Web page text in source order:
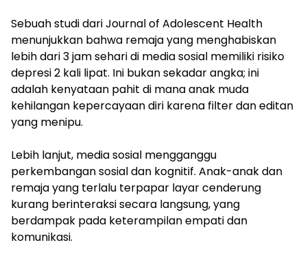
Sebuah studi dari Journal of Adolescent Health
menunjukkan bahwa remaja yang menghabiskan
lebih dari 3 jam sehari di media sosial memiliki risiko
depresi 2 kali lipat. Ini bukan sekadar angka; ini
adalah kenyataan pahit di mana anak muda
kehilangan kepercayaan diri karena filter dan editan
yang menipu.
Lebih lanjut, media sosial mengganggu
perkembangan sosial dan kognitif. Anak-anak dan
remaja yang terlalu terpapar layar cenderung
kurang berinteraksi secara langsung, yang
berdampak pada keterampilan empati dan
komunikasi.